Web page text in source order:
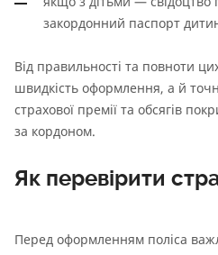
закордонний паспорт
Від правильності та повноти
швидкість оформлення, а й
страхової премії та обсягів
за кордоном.
Як перевірити
Перед оформленням поліса